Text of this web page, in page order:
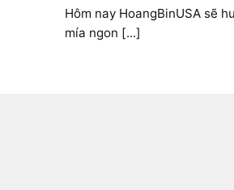
Hôm nay HoangBinUSA sẽ
mía ngon [...]